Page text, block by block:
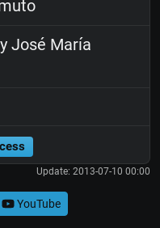
José María
Update: 2013-07-10 00:00
YouTube